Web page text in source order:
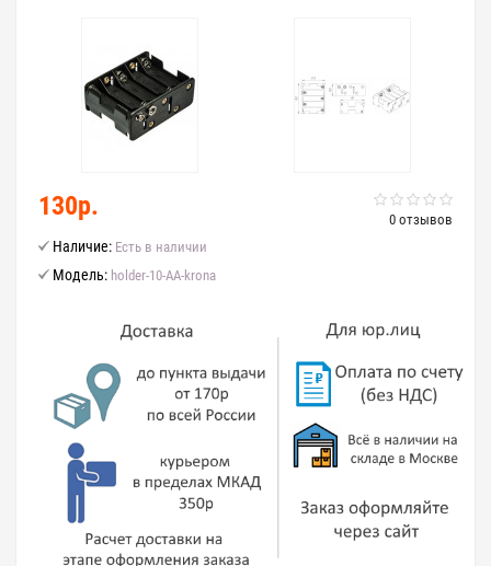
0 отзывов
130р.
Наличие: Есть в наличии
Модель: holder-10-AA-krona